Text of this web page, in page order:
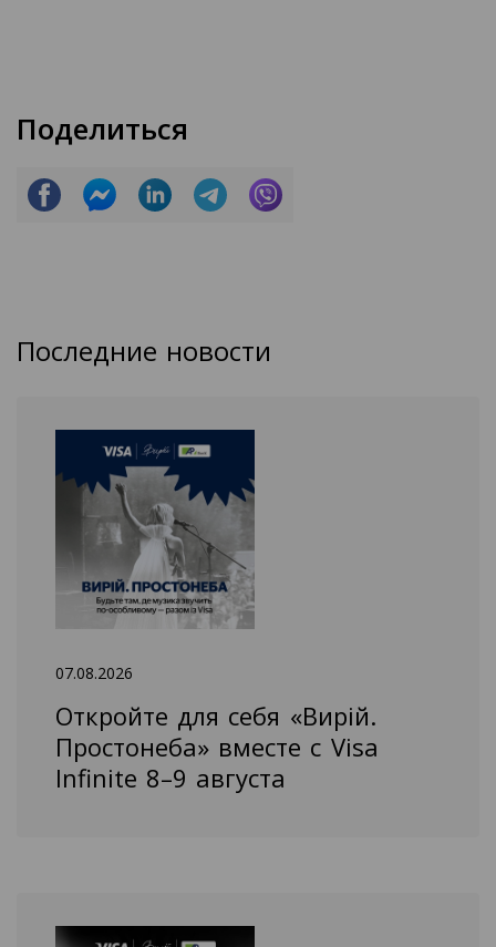
Поделиться
Последние новости
07.08.2026
Откройте для себя «Вирій.
Простонеба» вместе с Visa
Infinite 8–9 августа